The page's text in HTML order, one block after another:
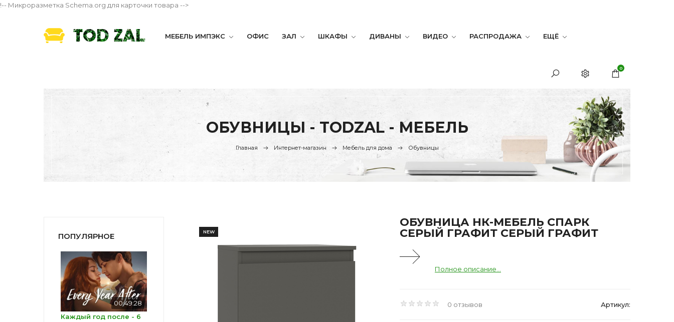
!-- Микроразметка Schema.org для карточки товара -->
МЕБЕЛЬ ИМПЭКС ОФИС ЗАЛ ШКАФЫ ДИВАНЫ ВИДЕО РАСПРОДАЖА ЕЩЁ
0
ОБУВНИЦЫ - TODZAL - МЕБЕЛЬ
Главная Интернет-магазин Мебель для дома Обувницы
NEW
ОБУВНИЦА НК-МЕБЕЛЬ СПАРК
СЕРЫЙ ГРАФИТ СЕРЫЙ ГРАФИТ
Полное описание...
0 отзывов Артикул:
ПОПУЛЯРНОЕ
00:49:28
Каждый год после - 6